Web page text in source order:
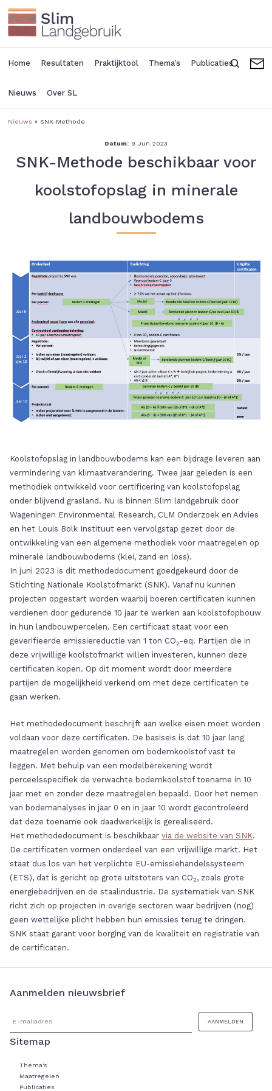
Overslaan
en
naar
de
inhoud
Main
navigation
Home Resultaten Praktijktool Thema's Publicaties
Nieuws Over SL
menu
Zoeken
Nieuws SNK-Methode
Datum: 9 Jun 2023
SNK-Methode beschikbaar voor
koolstofopslag in minerale
landbouwbodems
Koolstofopslag in landbouwbodems kan een bijdrage leveren aan
vermindering van klimaatverandering. Twee jaar geleden is een
methodiek ontwikkeld voor certificering van koolstofopslag
onder blijvend grasland. Nu is binnen Slim landgebruik door
Wageningen Environmental Research, CLM Onderzoek en Advies
en het Louis Bolk Instituut een vervolgstap gezet door de
ontwikkeling van een algemene methodiek voor maatregelen op
minerale landbouwbodems (klei, zand en löss).
In juni 2023 is dit methodedocument goedgekeurd door de
Stichting Nationale Koolstofmarkt (SNK). Vanaf nu kunnen
projecten opgestart worden waarbij boeren certificaten kunnen
verdienen door gedurende 10 jaar te werken aan koolstofopbouw
in hun landbouwpercelen. Een certificaat staat voor een
geverifieerde emissiereductie van 1 ton CO2-eq. Partijen die in
deze vrijwillige koolstofmarkt willen investeren, kunnen deze
certificaten kopen. Op dit moment wordt door meerdere
partijen de mogelijkheid verkend om met deze certificaten te
gaan werken.
Het methodedocument beschrijft aan welke eisen moet worden
voldaan voor deze certificaten. De basiseis is dat 10 jaar lang
maatregelen worden genomen om bodemkoolstof vast te
leggen. Met behulp van een modelberekening wordt
perceelsspecifiek de verwachte bodemkoolstof toename in 10
jaar met en zonder deze maatregelen bepaald. Door het nemen
van bodemanalyses in jaar 0 en in jaar 10 wordt gecontroleerd
dat deze toename ook daadwerkelijk is gerealiseerd.
Het methodedocument is beschikbaar via de website van SNK.
De certificaten vormen onderdeel van een vrijwillige markt. Het
staat dus los van het verplichte EU-emissiehandelssysteem
(ETS), dat is gericht op grote uitstoters van CO2, zoals grote
energiebedrijven en de staalindustrie. De systematiek van SNK
richt zich op projecten in overige sectoren waar bedrijven (nog)
geen wettelijke plicht hebben hun emissies terug te dringen.
SNK staat garant voor borging van de kwaliteit en registratie van
de certificaten.
Aanmelden nieuwsbrief
Sitemap
Thema's
Maatregelen
Publicaties